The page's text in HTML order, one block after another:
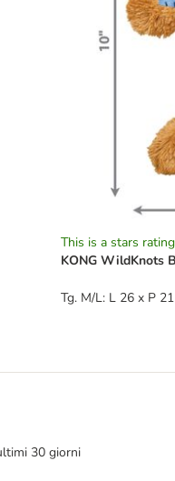
This is a stars
KONG WildKnots
Tg. M/L: L 26 x P
30 giorni